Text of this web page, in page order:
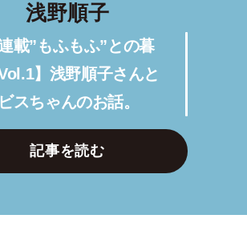
浅野順子
連載”もふもふ”との暮
】浅野順子さんと
スちゃんのお話。
記事を読む